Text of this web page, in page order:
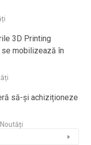
3D Printing
se mobilizează în
să-și achiziționeze
Noutăți